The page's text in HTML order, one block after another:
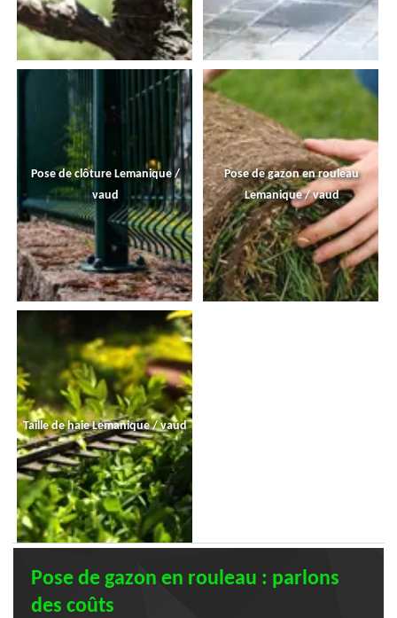
Pose de clôture Lemanique /
vaud
Pose de gazon en rouleau
Lemanique / vaud
Taille de haie Lemanique / vaud
Pose de gazon en rouleau : parlons
des coûts